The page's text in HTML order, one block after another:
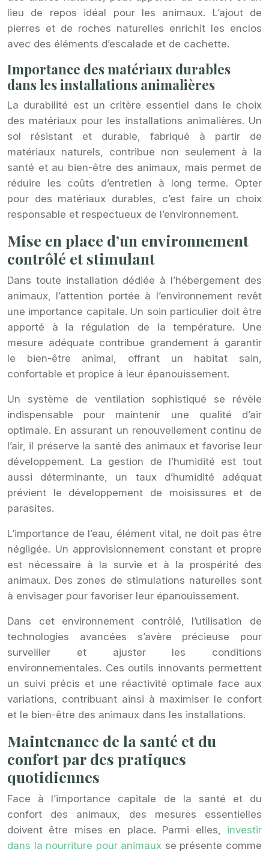
lieu de repos idéal pour les animaux. L’ajout de
pierres et de roches naturelles enrichit les enclos
avec des éléments d’escalade et de cachette.
Importance des matériaux durables
dans les installations animalières
La durabilité est un critère essentiel dans le choix
des matériaux pour les installations animalières. Un
sol résistant et durable, fabriqué à partir de
matériaux naturels, contribue non seulement à la
santé et au bien-être des animaux, mais permet de
réduire les coûts d’entretien à long terme. Opter
pour des matériaux durables, c’est faire un choix
responsable et respectueux de l’environnement.
Mise en place d’un environnement
contrôlé et stimulant
Dans toute installation dédiée à l’hébergement des
animaux, l’attention portée à l’environnement revêt
une importance capitale. Un soin particulier doit être
apporté à la régulation de la température. Une
mesure adéquate contribue grandement à garantir
le bien-être animal, offrant un habitat sain,
confortable et propice à leur épanouissement.
Un système de ventilation sophistiqué se révèle
indispensable pour maintenir une qualité d’air
optimale. En assurant un renouvellement continu de
l’air, il préserve la santé des animaux et favorise leur
développement. La gestion de l’humidité est tout
aussi déterminante, un taux d’humidité adéquat
prévient le développement de moisissures et de
parasites.
L’importance de l’eau, élément vital, ne doit pas être
négligée. Un approvisionnement constant et propre
est nécessaire à la survie et à la prospérité des
animaux. Des zones de stimulations naturelles sont
à envisager pour favoriser leur épanouissement.
Dans cet environnement contrôlé, l’utilisation de
technologies avancées s’avère précieuse pour
surveiller et ajuster les conditions
environnementales. Ces outils innovants permettent
un suivi précis et une réactivité optimale face aux
variations, contribuant ainsi à maximiser le confort
et le bien-être des animaux dans les installations.
Maintenance de la santé et du
confort par des pratiques
quotidiennes
Face à l’importance capitale de la santé et du
confort des animaux, des mesures essentielles
doivent être mises en place. Parmi elles, investir
dans la nourriture pour animaux se présente comme